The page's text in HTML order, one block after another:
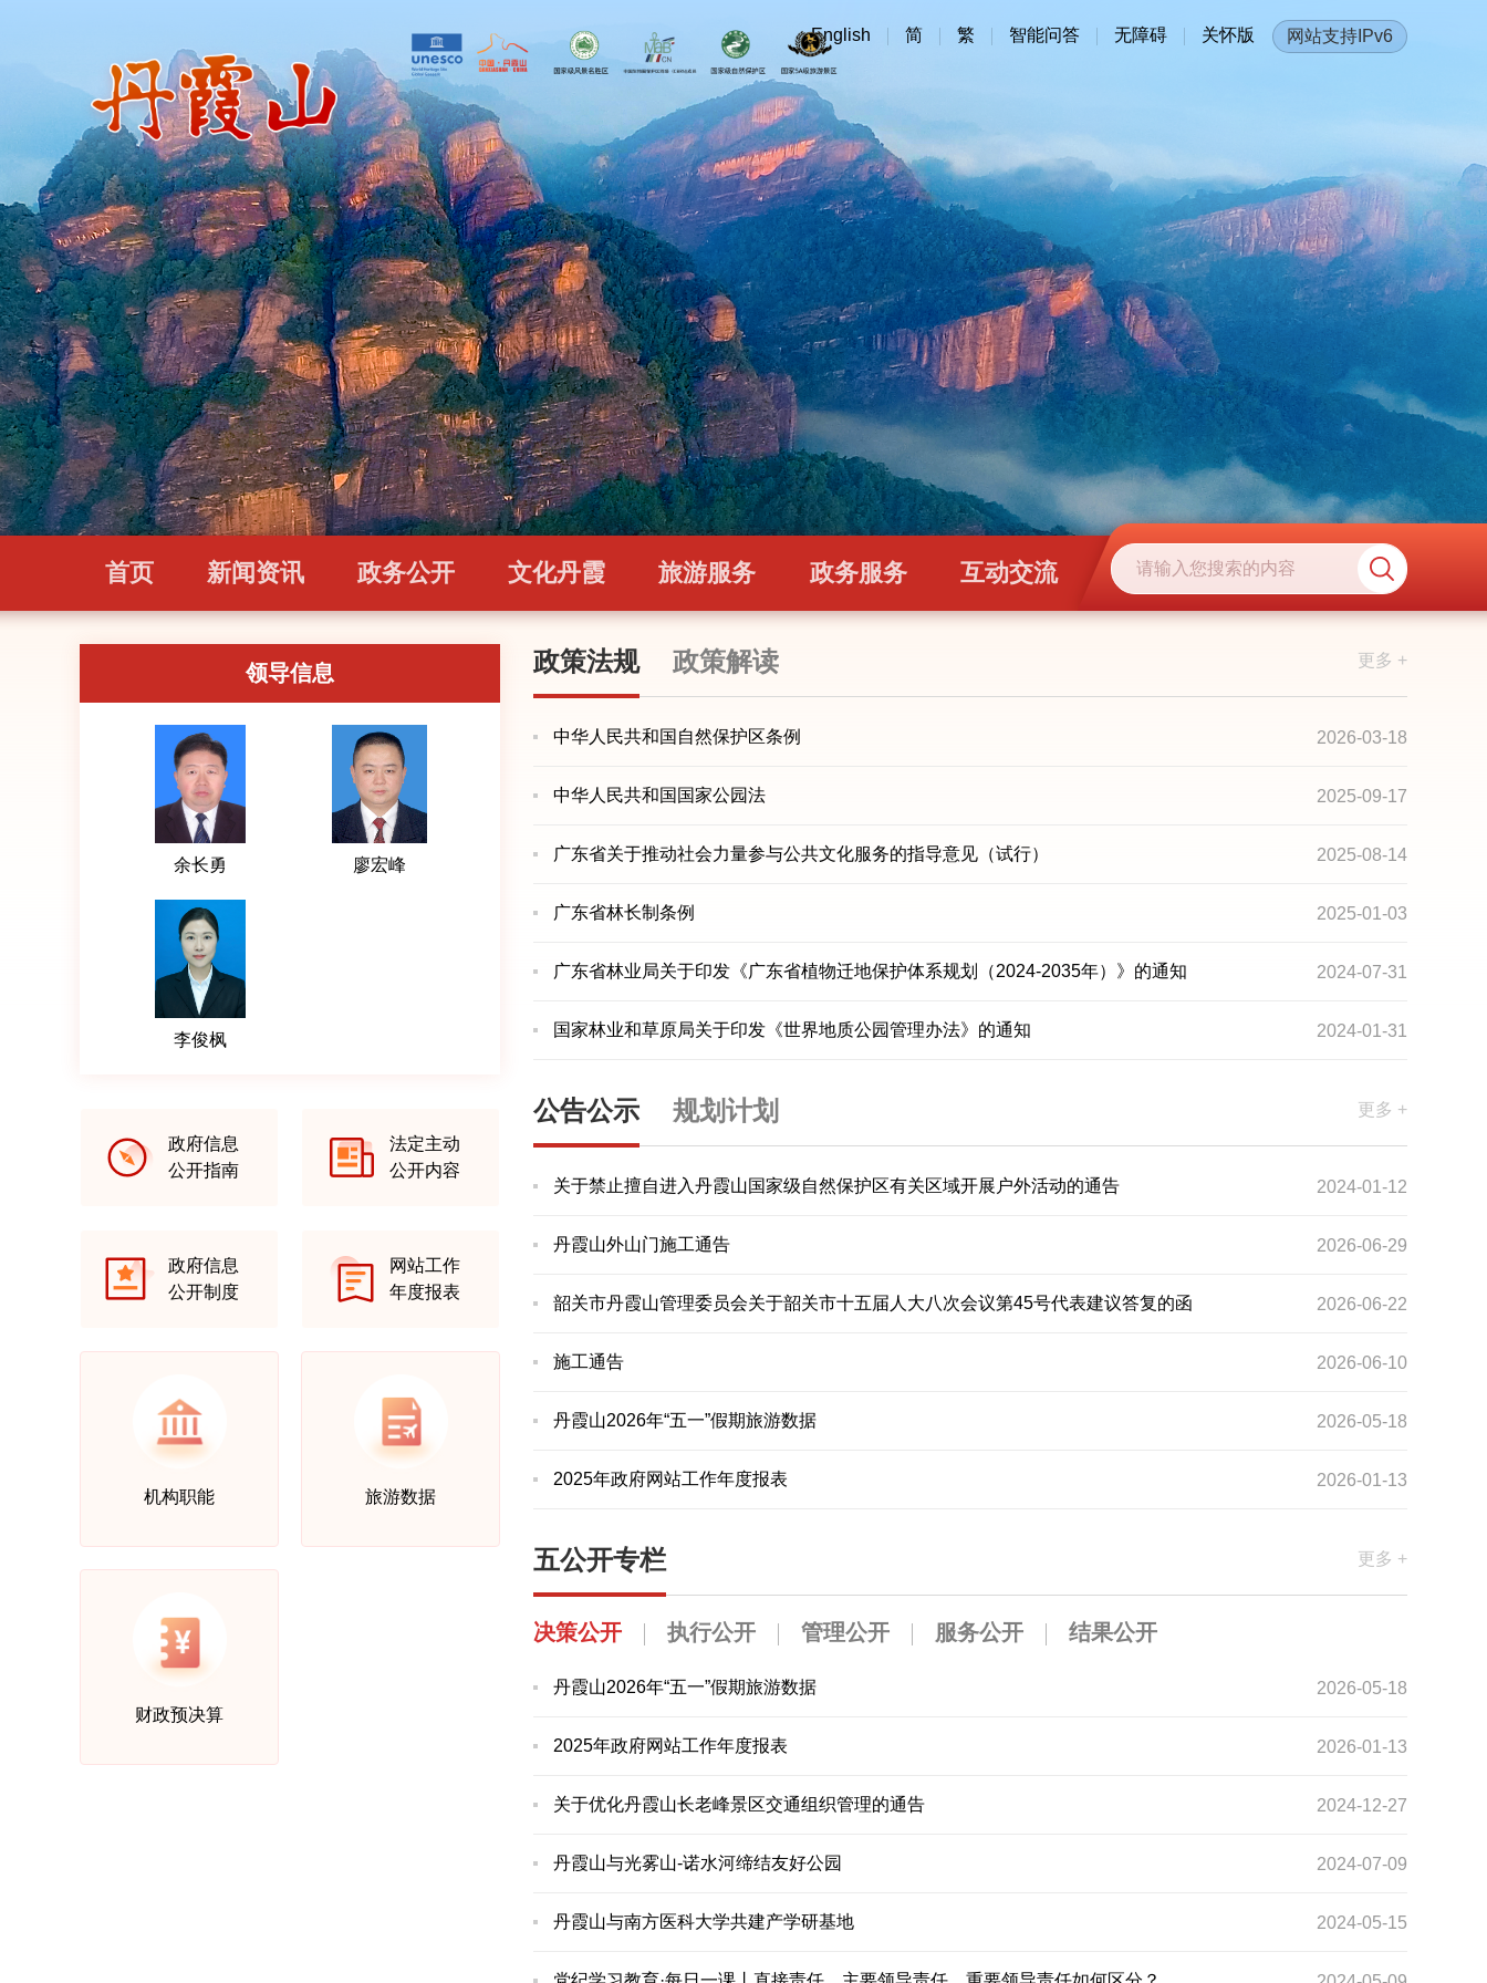
English 简 繁 智能问答 无障碍 关怀版 网站支持IPv6
首页 新闻资讯 政务公开 文化丹霞 旅游服务 政务服务 互动交流
领导信息
余长勇 廖宏峰
李俊枫
政府信息
公开指南
法定主动
公开内容
政府信息
公开制度
网站工作
年度报表
机构职能 旅游数据
财政预决算
政策法规 政策解读 更多 +
中华人民共和国自然保护区条例 2026-03-18
中华人民共和国国家公园法 2025-09-17
广东省关于推动社会力量参与公共文化服务的指导意见（试行） 2025-08-14
广东省林长制条例 2025-01-03
广东省林业局关于印发《广东省植物迁地保护体系规划（2024-2035年）》的通知 2024-07-31
国家林业和草原局关于印发《世界地质公园管理办法》的通知 2024-01-31
公告公示 规划计划 更多 +
关于禁止擅自进入丹霞山国家级自然保护区有关区域开展户外活动的通告 2024-01-12
丹霞山外山门施工通告 2026-06-29
韶关市丹霞山管理委员会关于韶关市十五届人大八次会议第45号代表建议答复的函 2026-06-22
施工通告 2026-06-10
丹霞山2026年“五一”假期旅游数据 2026-05-18
2025年政府网站工作年度报表 2026-01-13
五公开专栏 更多 +
决策公开 执行公开 管理公开 服务公开 结果公开
丹霞山2026年“五一”假期旅游数据 2026-05-18
2025年政府网站工作年度报表 2026-01-13
关于优化丹霞山长老峰景区交通组织管理的通告 2024-12-27
丹霞山与光雾山-诺水河缔结友好公园 2024-07-09
丹霞山与南方医科大学共建产学研基地 2024-05-15